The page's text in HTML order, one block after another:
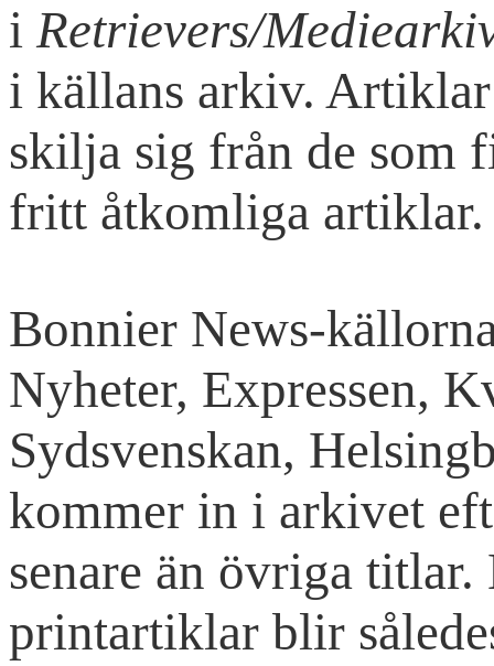
i Retrievers/
i källans arkiv.
skilja sig från de som
fritt åtkomliga artiklar.
Bonnier News-
Nyheter, Expressen,
Sydsvenskan,
kommer in i arkivet
senare än övriga
printartiklar blir